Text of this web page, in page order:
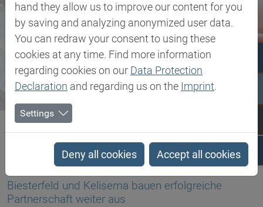
Biesterfeld SE Newsroom
Biesterfeld und Kelisema bauen erfolgreiche Partnerschaft weiter...
29.01.2026
Biesterfeld und Kelisema bauen erfolgreiche
Partnerschaft weiter aus
hand they allow us to improve our content for you
by saving and analyzing anonymized user data.
You can redraw your consent to using these
cookies at any time. Find more information
regarding cookies on our Data Protection
Declaration and regarding us on the Imprint.
Settings
Deny all cookies Accept all cookies